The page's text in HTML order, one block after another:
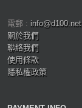
電郵 : info@d100.net
關於我們
聯絡我們
使用條款
隱私權政策